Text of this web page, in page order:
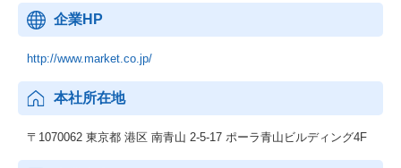
企業HP
http://www.market.co.jp/
本社所在地
〒1070062 東京都 港区 南青山 2-5-17 ポーラ青山ビルディング4F